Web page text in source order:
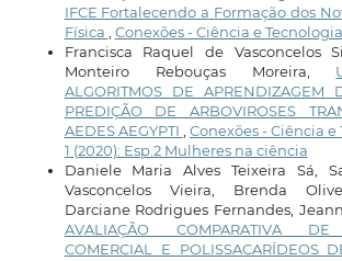
IFCE Fortalecendo a Formação dos
Física
Conexões - Ciência e Tecnologia:
Francisca Raquel de Vasconcelos
Monteiro Rebouças Moreira,
ALGORITMOS DE APRENDIZAGEM
PREDIÇÃO DE ARBOVIROSES
AEDES AEGYPTI
Conexões - Ciência e
1 (2020): Esp.2 Mulheres na ciência
Daniele Maria Alves Teixeira Sá,
Vasconcelos Vieira, Brenda
Darciane Rodrigues Fernandes,
AVALIAÇÃO COMPARATIVA DE
COMERCIAL E POLISSACARÍDEOS